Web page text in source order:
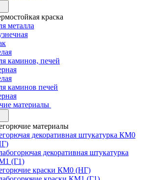
краска
металла
каминов, печей
каминов печей
материалы
материалы
декоративная штукатурка КМ0
декоративная штукатурка
(Г1)
краски КМ0 (НГ)